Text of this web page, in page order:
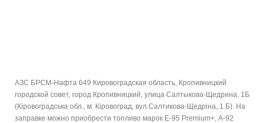
АЗС БРСМ-Нафта 649 Кировоградская область, Кропивницкий
городской совет, город Кропивницкий, улица Салтыкова-Щедрина, 1Б
(Кіровоградська обл., м. Кіровоград, вул.Салтикова-Щедріна, 1 Б). На
заправке можно приобрести топливо марок E-95 Premium+, А-92